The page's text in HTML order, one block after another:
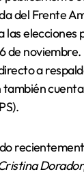
del Frente
las
de
a